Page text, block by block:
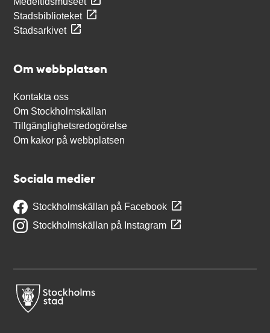
Stadsbiblioteket
Stadsarkivet
Om webbplatsen
Kontakta oss
Om Stockholmskällan
Tillgänglighetsredogörelse
Om kakor på webbplatsen
Sociala medier
Stockholmskällan på Facebook
Stockholmskällan på Instagram